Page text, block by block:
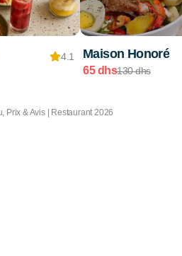
4.1 Maison Honoré
65 dhs130 dhs
Prix & Avis | Restaurant 2026